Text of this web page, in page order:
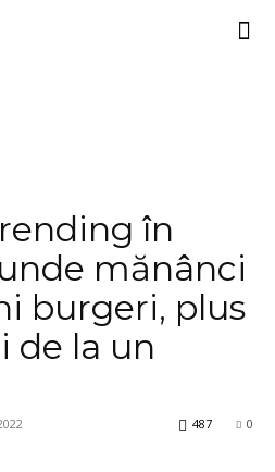
în
mănânci
burgeri, plus
de la un
0
487